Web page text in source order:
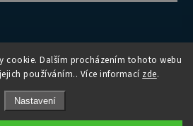
cookie. Dalším procházením tohoto webu
používáním.. Více informací zde.
Nastavení